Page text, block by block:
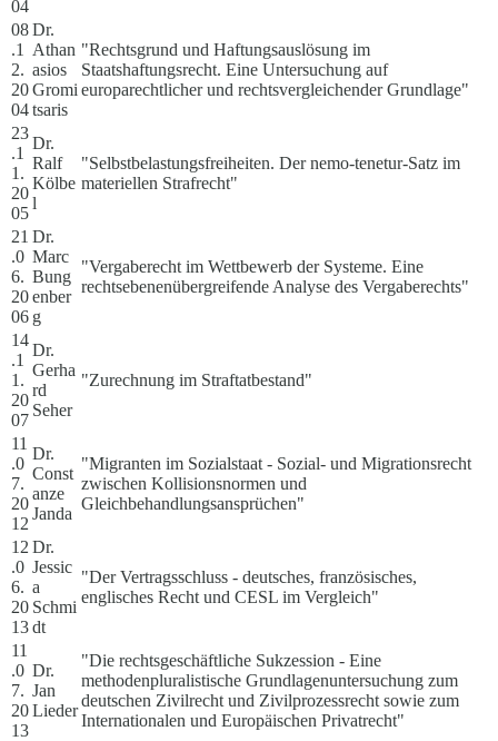
04
08
.1
2.
20
04
Dr.
Athan
asios
Gromi
tsaris
"Rechtsgrund und Haftungsauslösung im
Staatshaftungsrecht. Eine Untersuchung auf
europarechtlicher und rechtsvergleichender Grundlage"
23
.1
1.
20
05
Dr.
Ralf
Kölbe
l
"Selbstbelastungsfreiheiten. Der nemo-tenetur-Satz im
materiellen Strafrecht"
21
.0
6.
20
06
Dr.
Marc
Bung
enber
g
"Vergaberecht im Wettbewerb der Systeme. Eine
rechtsebenenübergreifende Analyse des Vergaberechts"
14
.1
1.
20
07
Dr.
Gerha
rd
Seher
"Zurechnung im Straftatbestand"
11
.0
7.
20
12
Dr.
Const
anze
Janda
"Migranten im Sozialstaat - Sozial- und Migrationsrecht
zwischen Kollisionsnormen und
Gleichbehandlungsansprüchen"
12
.0
6.
20
13
Dr.
Jessic
a
Schmi
dt
"Der Vertragsschluss - deutsches, französisches,
englisches Recht und CESL im Vergleich"
11
.0
7.
20
13
Dr.
Jan
Lieder
"Die rechtsgeschäftliche Sukzession - Eine
methodenpluralistische Grundlagenuntersuchung zum
deutschen Zivilrecht und Zivilprozessrecht sowie zum
Internationalen und Europäischen Privatrecht"